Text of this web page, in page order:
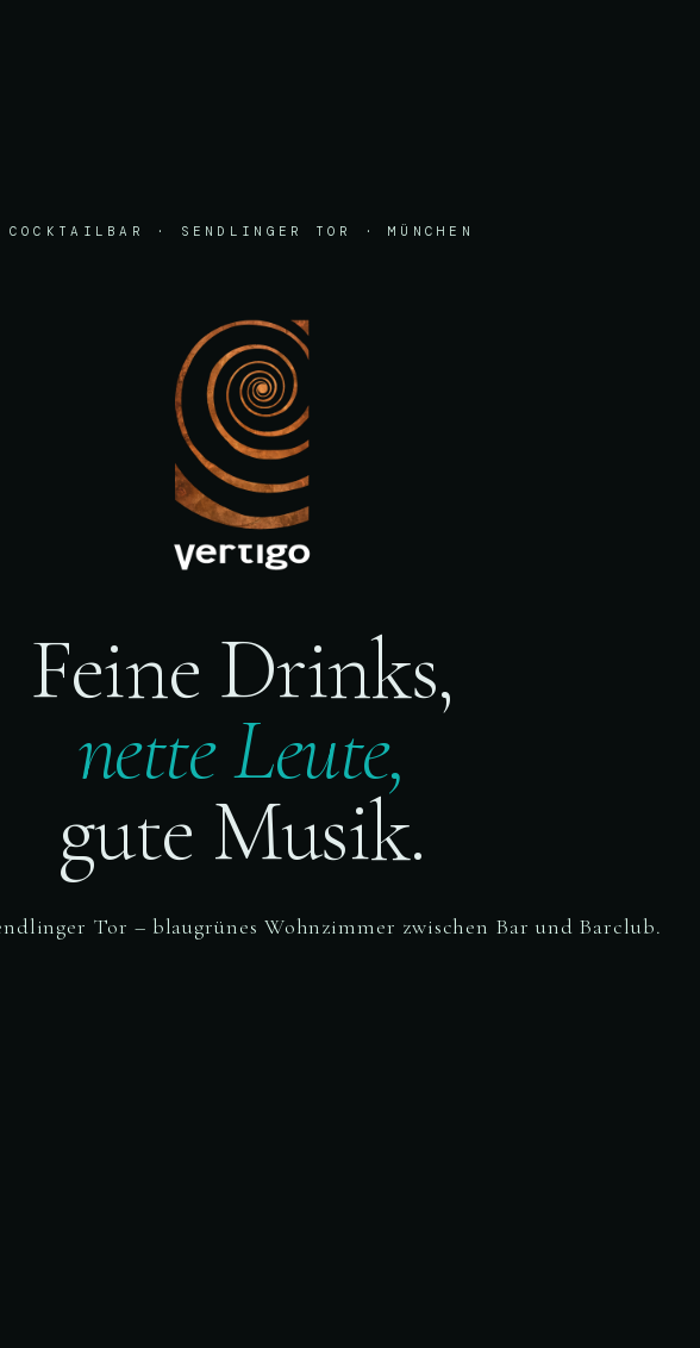
COCKTAILBAR · SENDLINGER TOR · MÜNCHEN
Feine Drinks,
nette Leute,
gute Musik.
Tor – blaugrünes Wohnzimmer zwischen Bar und Barclub.